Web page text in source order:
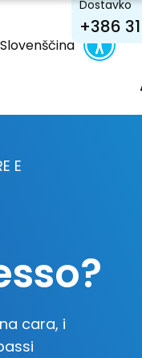
Slovenščina
Dostavko
+386
E
cara, i